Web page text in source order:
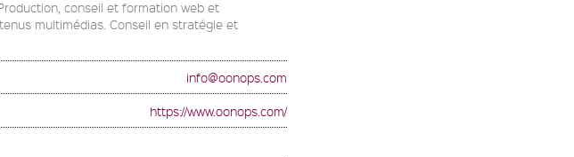
conseil et formation web et
multimédias. Conseil en stratégie et
info@oonops.com
https://www.oonops.com/